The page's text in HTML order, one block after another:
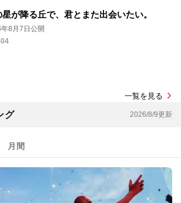
星が降る丘で、君とまた出会いたい。
8月7日公開
一覧を見る
グ 2026/8/9更新
月間